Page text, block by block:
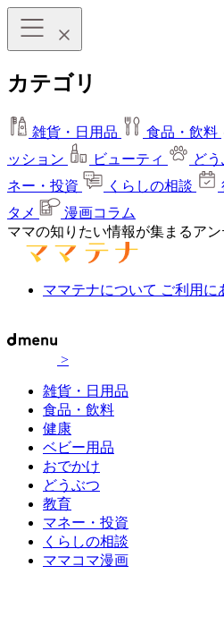
カテゴリ
雑貨・日用品 食品・飲料
ッション
ビューティ ど
ネー・投資
くらしの相談
タメ
漫画コラム
ママの知りたい情報が集まるアン
ママテナについて ご利用に
>
雑貨・日用品
食品・飲料
健康
ベビー用品
おでかけ
どうぶつ
教育
マネー・投資
くらしの相談
ママコマ漫画